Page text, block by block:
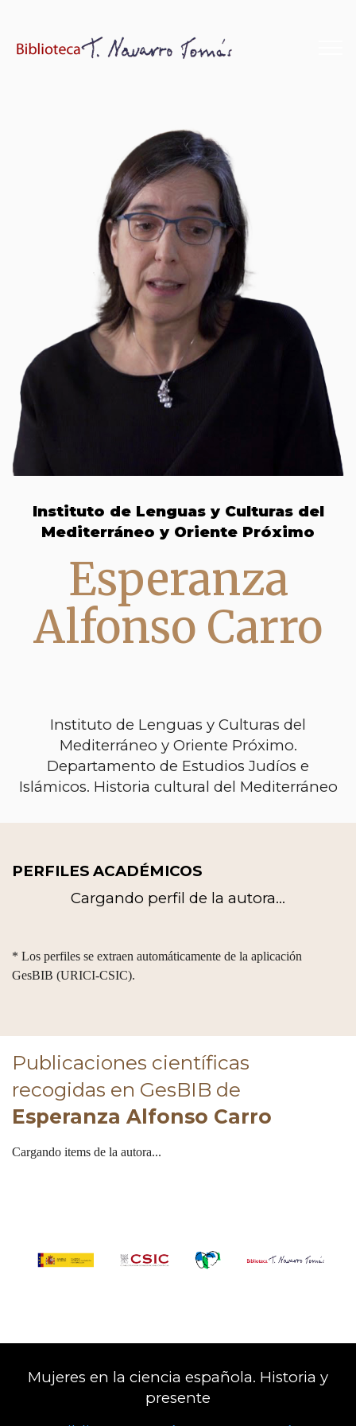
Instituto de Lenguas y Culturas del
Mediterráneo y Oriente Próximo
Esperanza
Alfonso Carro
Instituto de Lenguas y Culturas del
Mediterráneo y Oriente Próximo.
Departamento de Estudios Judíos e
Islámicos. Historia cultural del Mediterráneo
PERFILES ACADÉMICOS
Cargando perfil de la autora...
* Los perfiles se extraen automáticamente de la aplicación
GesBIB (URICI-CSIC).
Publicaciones científicas
recogidas en GesBIB de
Esperanza Alfonso Carro
Cargando items de la autora...
Mujeres en la ciencia española. Historia y
presente